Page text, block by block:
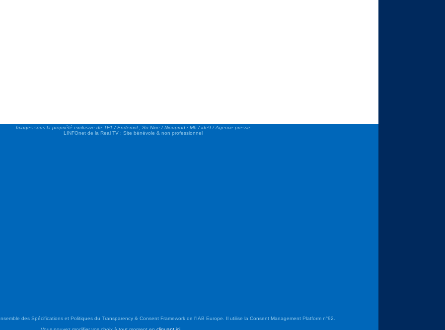
Images sous la propriété exclusive de TF1 / Endemol , So Nice / Niouprod / M6 / ide9 / Agence presse
LINFOnet de la Real TV : Site bénévole & non professionnel
des Spécifications et Politiques du Transparency & Consent Framework de l'IAB Europe. Il utilise la Consent Management Platform n°92.